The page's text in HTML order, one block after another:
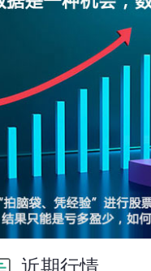
近期行情